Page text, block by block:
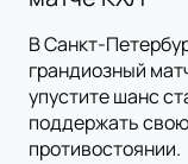
В Санкт-
грандиозный
упустите шанс
поддержать
противостоянии.